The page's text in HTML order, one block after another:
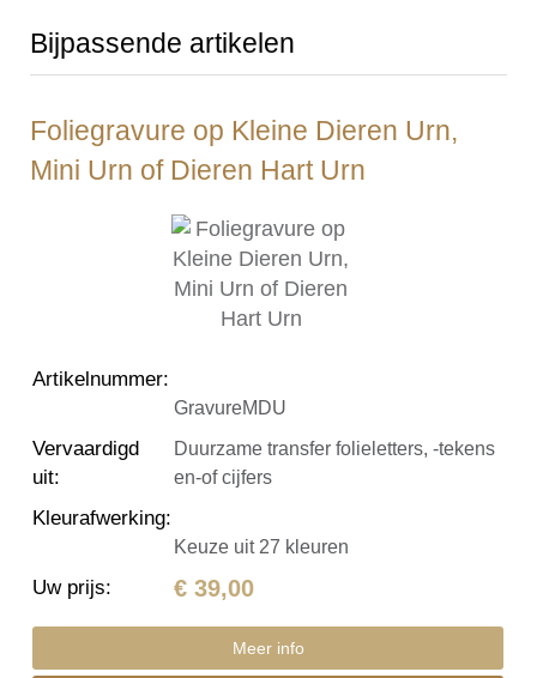
Bijpassende artikelen
Foliegravure op Kleine Dieren Urn,
Mini Urn of Dieren Hart Urn
Artikelnummer:
GravureMDU
Vervaardigd
uit:
Duurzame transfer folieletters, -tekens
en-of cijfers
Kleurafwerking:
Keuze uit 27 kleuren
Uw prijs: € 39,00
Meer info